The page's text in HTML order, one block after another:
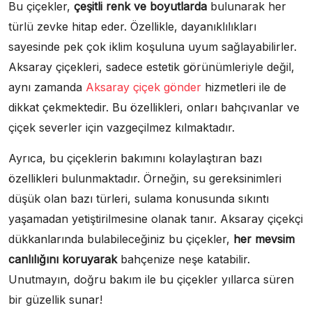
Bu çiçekler, çeşitli renk ve boyutlarda bulunarak her
türlü zevke hitap eder. Özellikle, dayanıklılıkları
sayesinde pek çok iklim koşuluna uyum sağlayabilirler.
Aksaray çiçekleri, sadece estetik görünümleriyle değil,
aynı zamanda Aksaray çiçek gönder hizmetleri ile de
dikkat çekmektedir. Bu özellikleri, onları bahçıvanlar ve
çiçek severler için vazgeçilmez kılmaktadır.
Ayrıca, bu çiçeklerin bakımını kolaylaştıran bazı
özellikleri bulunmaktadır. Örneğin, su gereksinimleri
düşük olan bazı türleri, sulama konusunda sıkıntı
yaşamadan yetiştirilmesine olanak tanır. Aksaray çiçekçi
dükkanlarında bulabileceğiniz bu çiçekler, her mevsim
canlılığını koruyarakbahçenize neşe katabilir.
Unutmayın, doğru bakım ile bu çiçekler yıllarca süren
bir güzellik sunar!